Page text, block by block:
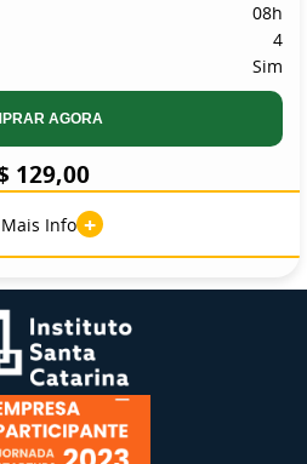
08h
4
Sim
AGORA
129,00
Mais Info +